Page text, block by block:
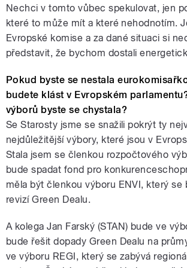
Nechci v tomto vůbec spekulovat, jen
které to může mít a které nehodnotím.
Evropské komise a za dané situaci si
představit, že bychom dostali
Pokud byste se nestala
budete klást v Evropském
výborů byste se chystala?
Se Starosty jsme se snažili pokrýt ty
nejdůležitější výbory, které jsou v
Stala jsem se členkou rozpočtového
bude spadat fond pro
měla být členkou výboru ENVI, který se
revizí Green Dealu.
A kolega Jan Farský (STAN) bude ve
bude řešit dopady Green Dealu na
ve výboru REGI, který se zabývá